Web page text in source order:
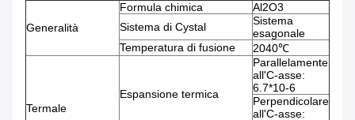
Generalità
Formula chimica
Al2O3
Sistema di Cystal
Sistema
esagonale
Temperatura di fusione
2040℃
Termale
Espansione termica
Parallelamente
all'C-asse:
6.7*10-6
Perpendicolare
all'C-asse: